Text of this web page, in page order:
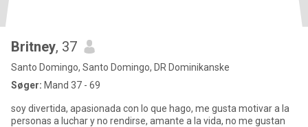
Britney, 37
Santo Domingo, Santo Domingo, DR Dominikanske
Søger: Mand 37 - 69
soy divertida, apasionada con lo que hago, me gusta motivar a la
personas a luchar y no rendirse, amante a la vida, no me gustan